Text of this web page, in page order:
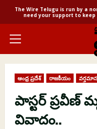
The Wire Telugu is run by a
need your support to
content
Primary
Menu
ఆంధ్ర ప్రదేశ్ రాజకీయం
పాస్టర్ ప్రవీణ్
వివాదం..